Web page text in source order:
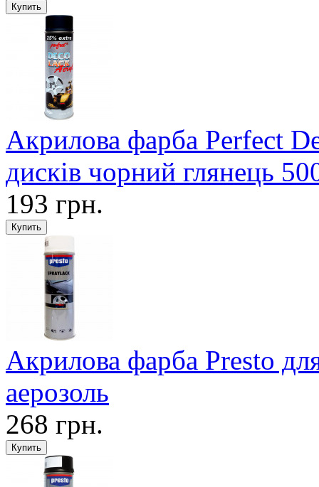
Акрилова фарба Perfect
дисків чорний глянець
193 грн.
Акрилова фарба Presto
аерозоль
268 грн.